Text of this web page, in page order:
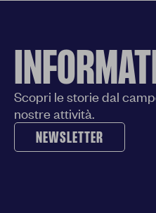
Scopri le storie dal
nostre attività.
NEWSLETTER